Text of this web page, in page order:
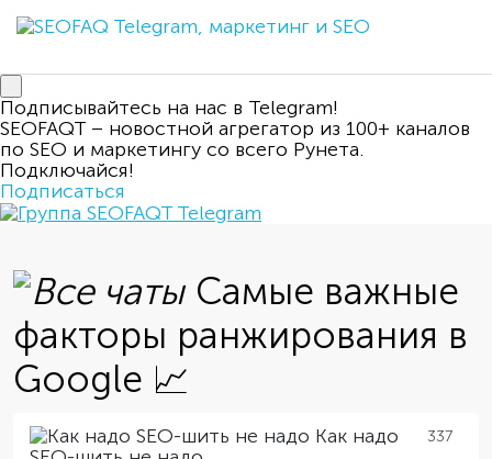
Подписывайтесь на нас в Telegram!
SEOFAQT – новостной агрегатор из 100+ каналов
по SEO и маркетингу со всего Рунета.
Подключайся!
Подписаться
Самые важные
факторы ранжирования в
Google 📈
Как надо
337